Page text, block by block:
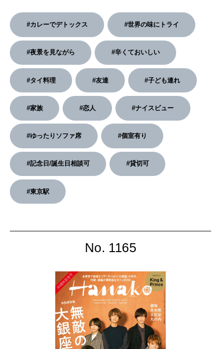
2026年5月号「“大好き”に出会いに。韓国」
2026年4月号「未来をつくる、学びの教科書。」
2026年3月号「スイーツ予想図 2026」
2026年2月号「良運を掴む 新・開運術。」
2026年1月号「猫がいれば、幸せ」
2025年12月号「お酒の新常識。」
FOLLOW US!
#カレーでデトックス #世界の味にトライ
#夜景を見ながら #辛くておいしい
#タイ料理 #友達 #子ども連れ
#家族 #恋人 #ナイスビュー
#ゆったりソファ席 #個室有り
#記念日/誕生日相談可 #貸切可
#東京駅
No. 1165